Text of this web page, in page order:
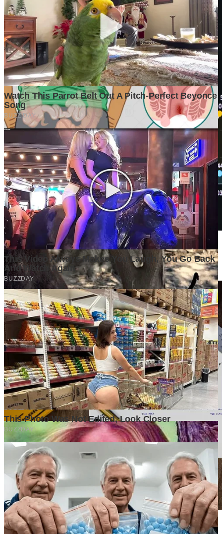
Rahasia Perusahaan Berkinerja Tinggi: Selalu Memvalidasi
Pasar Sebelum Bertinda
1 week ago
Kesalahan yang Sering Terjadi Saat Mengumpulkan Data